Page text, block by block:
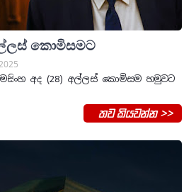
කොමිසමට
අද (28) අල්ලස් කොමිසම හමුවට
තව කියවන්න >>